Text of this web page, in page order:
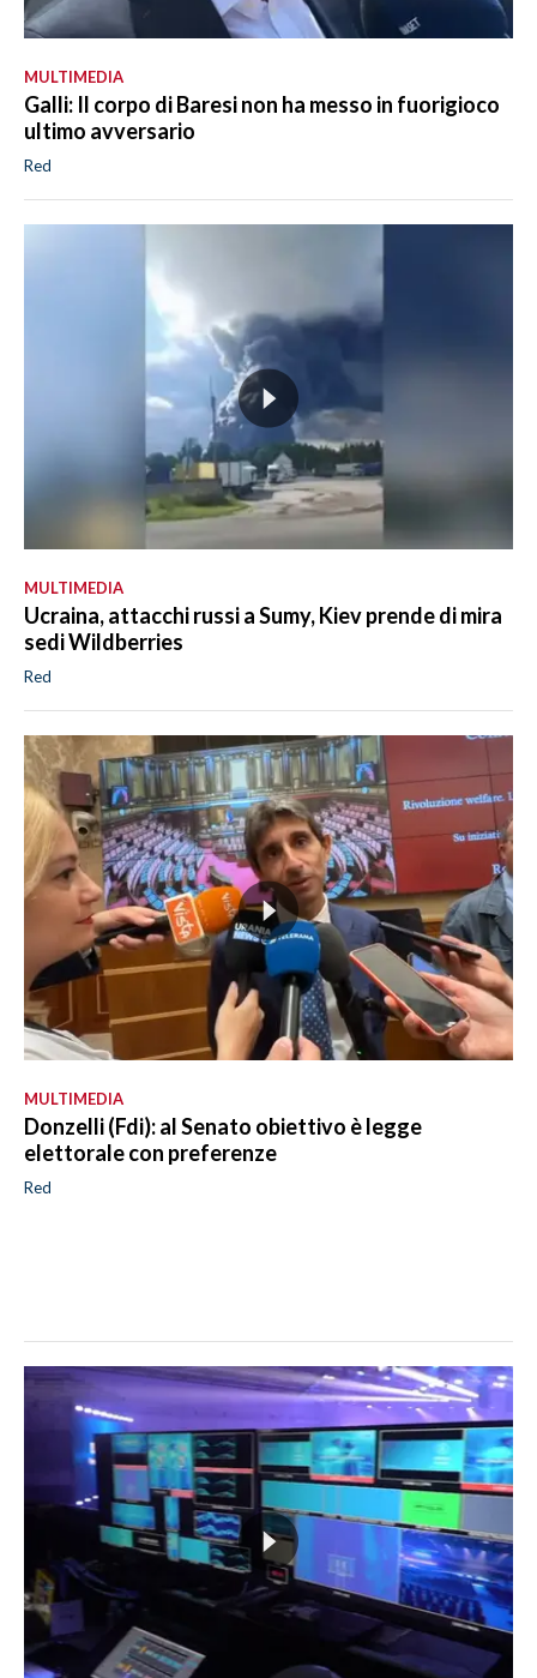
MULTIMEDIA
Galli: Il corpo di Baresi non ha messo in fuorigioco
ultimo avversario
Red
MULTIMEDIA
Ucraina, attacchi russi a Sumy, Kiev prende di mira
sedi Wildberries
Red
MULTIMEDIA
Donzelli (Fdi): al Senato obiettivo è legge
elettorale con preferenze
Red